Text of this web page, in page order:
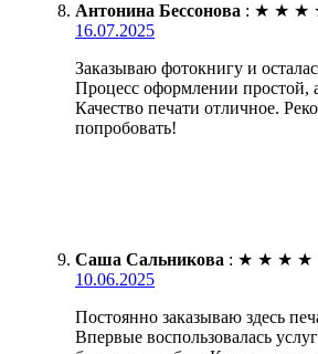
Антонина Бессонова : ★ ★ ★
16.07.2025
Заказываю фотокнигу и
Процесс оформлении простой,
Качество печати отличное.
попробовать!
Саша Сальникова : ★ ★ ★ ★
10.06.2025
Постоянно заказываю здесь
Впервые воспользовалась